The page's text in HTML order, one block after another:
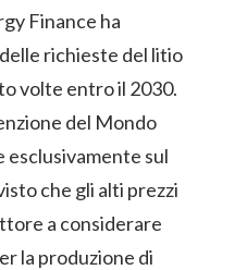
Finance ha
richieste del litio
volte entro il 2030.
del Mondo
sul
che gli alti prezzi
a considerare
la produzione di